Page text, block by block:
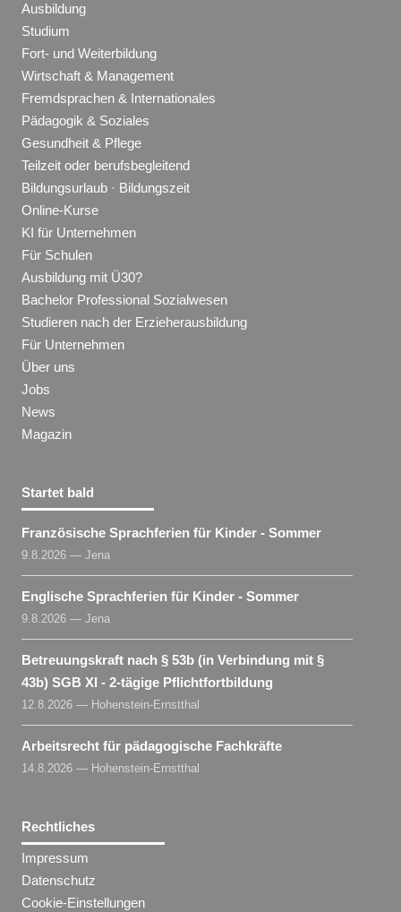
Ausbildung
Studium
Fort- und Weiterbildung
Wirtschaft & Management
Fremdsprachen & Internationales
Pädagogik & Soziales
Gesundheit & Pflege
Teilzeit oder berufsbegleitend
Bildungsurlaub · Bildungszeit
Online-Kurse
KI für Unternehmen
Für Schulen
Ausbildung mit Ü30?
Bachelor Professional Sozialwesen
Studieren nach der Erzieherausbildung
Für Unternehmen
Über uns
Jobs
News
Magazin
Startet bald
Französische Sprachferien für Kinder - Sommer
9.8.2026 — Jena
Englische Sprachferien für Kinder - Sommer
9.8.2026 — Jena
Betreuungskraft nach § 53b (in Verbindung mit §
43b) SGB XI - 2-tägige Pflichtfortbildung
12.8.2026 — Hohenstein-Ernstthal
Arbeitsrecht für pädagogische Fachkräfte
14.8.2026 — Hohenstein-Ernstthal
Rechtliches
Impressum
Datenschutz
Cookie-Einstellungen